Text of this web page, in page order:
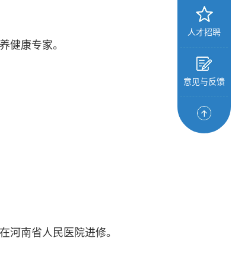
人才招聘
意见与反馈
健康专家。
河南省人民医院进修。